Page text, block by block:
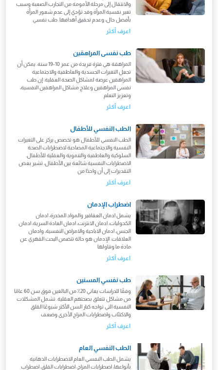
والانتقال إلى مرحلة الأمومة من التجارب الصعبة وسبب
تغير نفسية المرأة وقد تؤدي إلى عدم شعور المرأة
بأفضل حال، وعدم تحقيق أهدافها. طب نفسي
اعرف أكثر
طب نفسى المراهقين
المراهقة هي فترة فريدة من عمر 10-19 سنة. يمكن أن
تجعل التغيرات الجسدية والعاطفية والاجتماعية
المراهقين عرضة لمشاكل الصحة العقلية. إن طب
نفسى المراهقين وعلاج مشاكل المراهقين النفسية،
وتعزيز التعلم
اعرف أكثر
الطب النفسي للأطفال
الطب النفسي للأطفال هو تخصص يركز على التغيرات
النفسية والاجتماعية المصاحبة لاضطرابات الصحة
السلوكية والعاطفية والتنموية والعقلية للأطفال.
الاضطرابات النفسية شائعة بين الأطفال، تشير بعض
التقديرات إلى أن واحدًا من
اعرف أكثر
اضطراب الإدمان
يشمل ادمان العقاقير والمواد المخدرة، ادمان
الكحوليات، ادمان الانترنت، ادمان العادة السرية، ادمان
الجنس، ادمان الاباحية والامراض النفسية، وادمان
العلاقات. الإدمان هو حالة تتضمن البحث القهري عن
مادة ما وتناولها
اعرف أكثر
طب نفسي المسنين
وفقًا للدراسات يعاني 20٪ من البالغين فوق سن 60 عامًا
من مشاكل تتعلق بصحتهم العقلية. تشمل المشكلات
النفسية التي تواجه كبار السن الأكثر شيوعًا القلق
والاكتئاب واضطرابات المزاج الأخرى وضعف
اعرف أكثر
الطب النفسي العام
يشمل الطب النفسي العام الاضطرابات الذهانية
بأنواعها، اضطرابات المزاج، اضطرابات القلق، اضطراب